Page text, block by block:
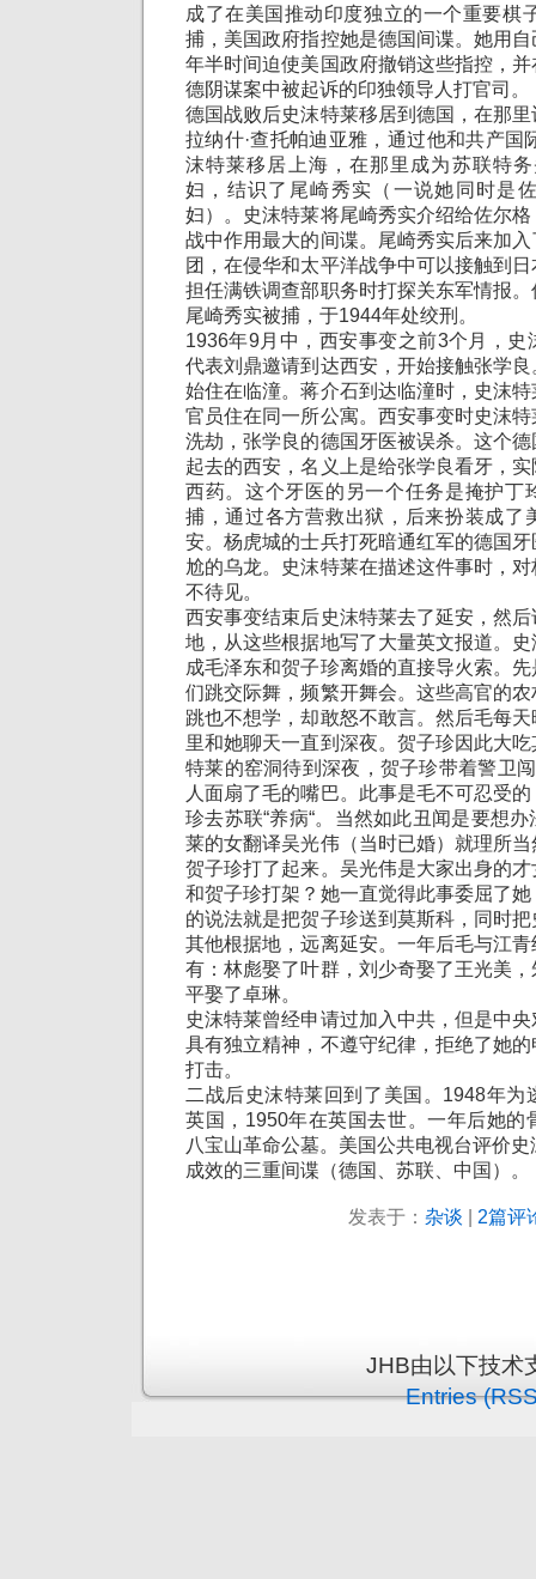
成了在美国推动印度独立的一个重要棋
捕，美国政府指控她是德国间谍。她用
年半时间迫使美国政府撤销这些指控，
德阴谋案中被起诉的印独领导人打官司。
德国战败后史沫特莱移居到德国，在那
拉纳什·查托帕迪亚雅，通过他和共产国
沫特莱移居上海，在那里成为苏联特
妇，结识了尾崎秀实（一说她同时是
妇）。史沫特莱将尾崎秀实介绍给佐尔
战中作用最大的间谍。尾崎秀实后来加入
团，在侵华和太平洋战争中可以接触到
担任满铁调查部职务时打探关东军情报
尾崎秀实被捕，于1944年处绞刑。
1936年9月中，西安事变之前3个月，史
代表刘鼎邀请到达西安，开始接触张学
始住在临潼。蒋介石到达临潼时，史沫
官员住在同一所公寓。西安事变时史沫
洗劫，张学良的德国牙医被误杀。这个
起去的西安，名义上是给张学良看牙，
西药。这个牙医的另一个任务是掩护丁
捕，通过各方营救出狱，后来扮装成了
安。杨虎城的士兵打死暗通红军的德国
尬的乌龙。史沫特莱在描述这件事时，
不待见。
西安事变结束后史沫特莱去了延安，然
地，从这些根据地写了大量英文报道。
成毛泽东和贺子珍离婚的直接导火索。
们跳交际舞，频繁开舞会。这些高官的
跳也不想学，却敢怒不敢言。然后毛每
里和她聊天一直到深夜。贺子珍因此大
特莱的窑洞待到深夜，贺子珍带着警卫
人面扇了毛的嘴巴。此事是毛不可忍受
珍去苏联“养病“。当然如此丑闻是要想
莱的女翻译吴光伟（当时已婚）就理所
贺子珍打了起来。吴光伟是大家出身的
和贺子珍打架？她一直觉得此事委屈了
的说法就是把贺子珍送到莫斯科，同时
其他根据地，远离延安。一年后毛与江
有：林彪娶了叶群，刘少奇娶了王光美
平娶了卓琳。
史沫特莱曾经申请过加入中共，但是中
具有独立精神，不遵守纪律，拒绝了她
打击。
二战后史沫特莱回到了美国。1948年为
英国，1950年在英国去世。一年后她的
八宝山革命公墓。美国公共电视台评价
成效的三重间谍（德国、苏联、中国）。
发表于： 杂谈 2篇评
JHB由以下技术
Entries